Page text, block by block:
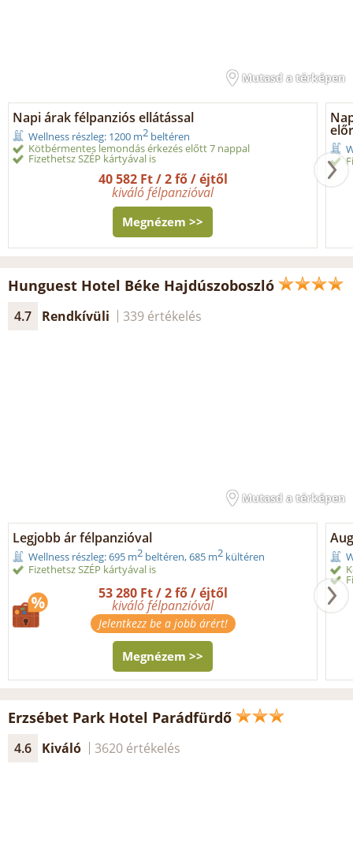
Mutasd a térképen
Napi árak félpanziós ellátással
Wellness részleg: 1200 m2 beltéren
Kötbérmentes lemondás érkezés előtt 7 nappal
Fizethetsz SZÉP kártyával is
40 582 Ft / 2 fő / éjtől
kiváló félpanzióval
Megnézem >>
Hunguest Hotel Béke Hajdúszoboszló
4.7 Rendkívüli 339 értékelés
Mutasd a térképen
Legjobb ár félpanzióval
Wellness részleg: 695 m2 beltéren, 685 m2 kültéren
Fizethetsz SZÉP kártyával is
53 280 Ft / 2 fő / éjtől
kiváló félpanzióval
Jelentkezz be a jobb árért!
Megnézem >>
Erzsébet Park Hotel Parádfürdő
4.6 Kiváló 3620 értékelés